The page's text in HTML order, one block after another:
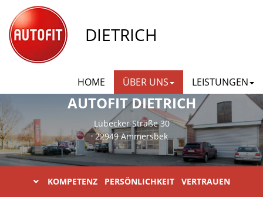
DIETRICH
HOME ÜBER UNS LEISTUNGEN
AUTOFIT DIETRICH
Lübecker Straße 30
22949 Ammersbek
KOMPETENZ PERSÖNLICHKEIT VERTRAUEN